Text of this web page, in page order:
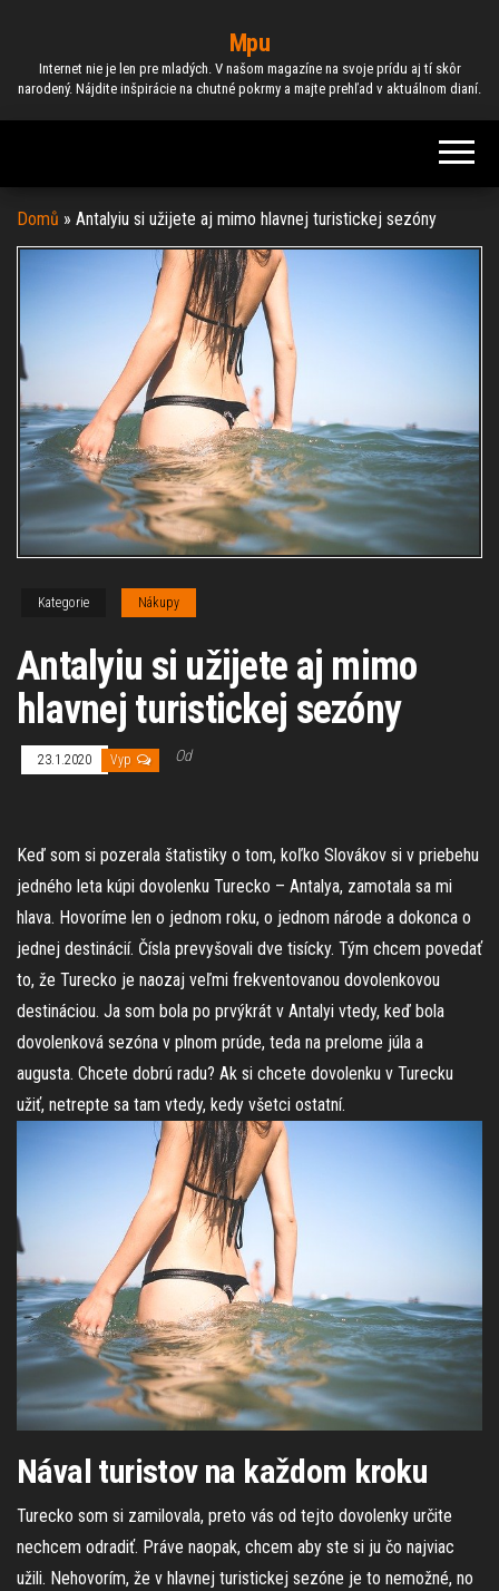
Mpu
Internet nie je len pre mladých. V našom magazíne na svoje prídu aj tí skôr
narodený. Nájdite inšpirácie na chutné pokrmy a majte prehľad v aktuálnom dianí.
Domů » Antalyiu si užijete aj mimo hlavnej turistickej sezóny
Kategorie Nákupy
Antalyiu si užijete aj mimo
hlavnej turistickej sezóny
23.1.2020 Vyp Od
Keď som si pozerala štatistiky o tom, koľko Slovákov si v priebehu
jedného leta kúpi dovolenku Turecko – Antalya, zamotala sa mi
hlava. Hovoríme len o jednom roku, o jednom národe a dokonca o
jednej destinácií. Čísla prevyšovali dve tisícky. Tým chcem povedať
to, že Turecko je naozaj veľmi frekventovanou dovolenkovou
destináciou. Ja som bola po prvýkrát v Antalyi vtedy, keď bola
dovolenková sezóna v plnom prúde, teda na prelome júla a
augusta. Chcete dobrú radu? Ak si chcete dovolenku v Turecku
užiť, netrepte sa tam vtedy, kedy všetci ostatní.
Nával turistov na každom kroku
Turecko som si zamilovala, preto vás od tejto dovolenky určite
nechcem odradiť. Práve naopak, chcem aby ste si ju čo najviac
užili. Nehovorím, že v hlavnej turistickej sezóne je to nemožné, no